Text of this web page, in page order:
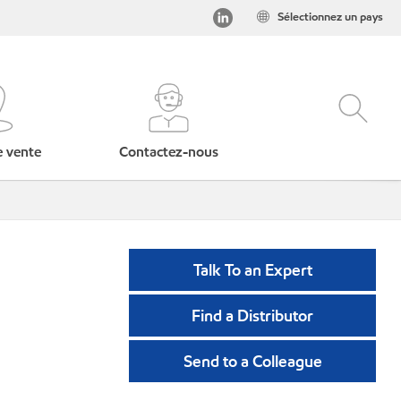
Sélectionnez un pays
vente Contactez-nous
Talk To an Expert
Find a Distributor
Send to a Colleague